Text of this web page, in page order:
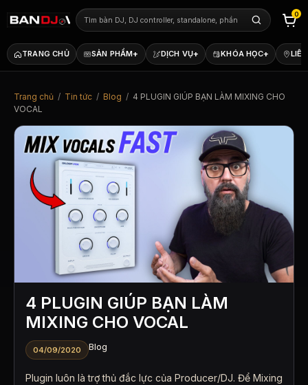
TRANG CHỦ SẢN PHẨM+ DỊCH VỤ+ KHÓA HỌC+
0
Trang chủ / Tin tức / Blog / 4 PLUGIN GIÚP BẠN LÀM MIXING CHO
VOCAL
4 PLUGIN GIÚP BẠN LÀM
MIXING CHO VOCAL
04/09/2020 Blog
Plugin luôn là trợ thủ đắc lực của Producer/DJ. Để Mixing